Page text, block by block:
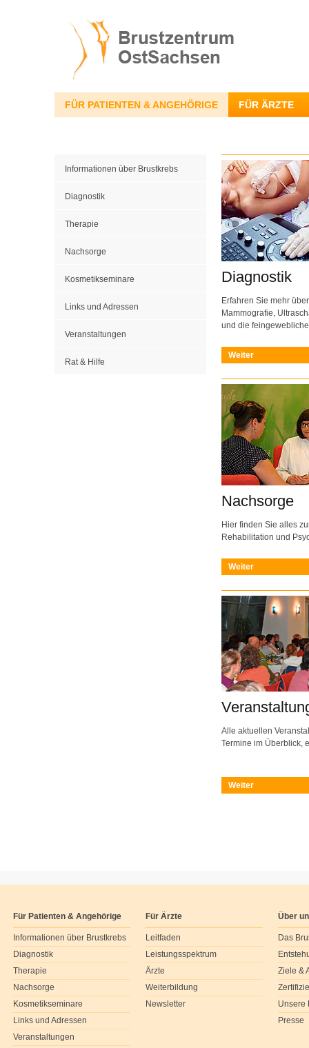
FÜR PATIENTEN & ANGEHÖRIGE FÜR ÄRZTE
Informationen über Brustkrebs
Diagnostik
Therapie
Nachsorge
Kosmetikseminare
Links und Adressen
Veranstaltungen
Rat & Hilfe
Diagnostik
Erfahren Sie mehr
Mammografie,
und die
Weiter
Nachsorge
Hier finden Sie alles
Rehabilitation und
Weiter
Alle aktuellen
Termine im Überblick,
Weiter
Für Patienten & Angehörige
Informationen über Brustkrebs
Diagnostik
Therapie
Nachsorge
Kosmetikseminare
Links und Adressen
Veranstaltungen
Für Ärzte
Leitfaden
Leistungsspektrum
Ärzte
Weiterbildung
Newsletter
Über
Das
Ziele &
Unsere
Presse